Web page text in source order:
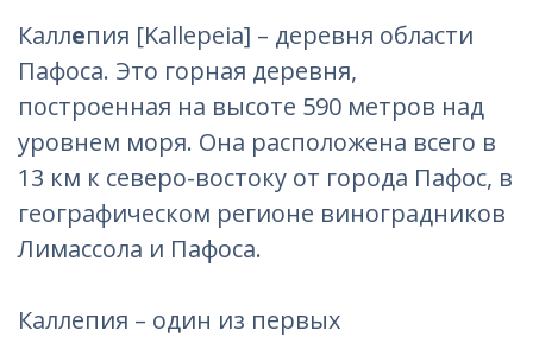
Каллепия [Kallepeia] – деревня области
Пафоса. Это горная деревня,
построенная на высоте 590 метров над
уровнем моря. Она расположена всего в
13 км к северо-востоку от города Пафос, в
географическом регионе виноградников
Лимассола и Пафоса.
Каллепия – один из первых